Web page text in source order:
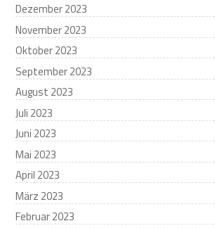
Dezember 2023
November 2023
Oktober 2023
September 2023
August 2023
Juli 2023
Juni 2023
Mai 2023
April 2023
März 2023
Februar 2023